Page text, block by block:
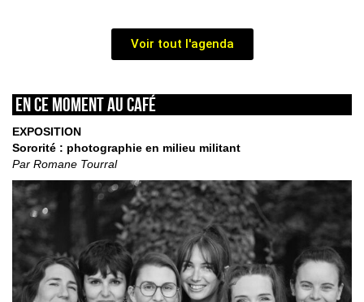
Voir tout l'agenda
En ce moment au café
EXPOSITION
Sororité : photographie en milieu militant
Par Romane Tourral